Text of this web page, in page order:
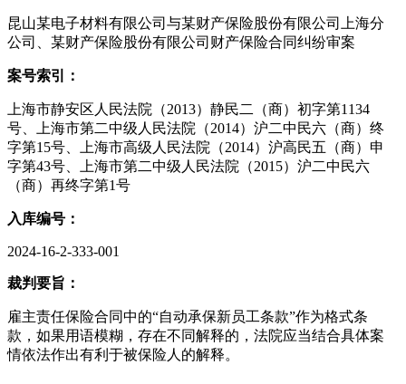
昆山某电子材料有限公司与某财产保险股份有限公司上海分
公司、某财产保险股份有限公司财产保险合同纠纷审案
案号索引：
上海市静安区人民法院（2013）静民二（商）初字第1134
号、上海市第二中级人民法院（2014）沪二中民六（商）终
字第15号、上海市高级人民法院（2014）沪高民五（商）申
字第43号、上海市第二中级人民法院（2015）沪二中民六
（商）再终字第1号
入库编号：
2024-16-2-333-001
裁判要旨：
雇主责任保险合同中的“自动承保新员工条款”作为格式条
款，如果用语模糊，存在不同解释的，法院应当结合具体案
情依法作出有利于被保险人的解释。